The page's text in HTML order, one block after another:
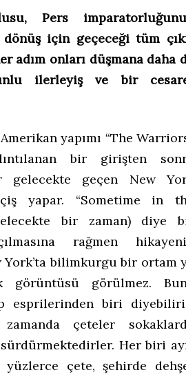
Pers
için geçeceği tüm
adım onları düşmana daha
ilerleyiş ve bir
yapımı “The
bir girişten
gelecekte geçen New
yapar. “Sometime in
bir zaman) diye
rağmen
York’ta bilimkurgu bir ortam
görüntüsü görülmez.
esprilerinden biri
çeteler
sürdürmektedirler. Her biri
yüzlerce çete, şehirde